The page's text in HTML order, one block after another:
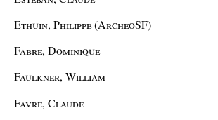
Ethuin, Philippe (ArcheoSF)
Fabre, Dominique
Faulkner, William
Favre, Claude